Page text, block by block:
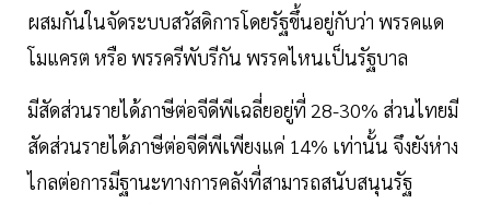
ผสมกันในจัดระบบสวัสดิการโดยรัฐขึ้นอยู่กับว่า พรรคแด
โมแครต หรือ พรรครีพับรีกัน พรรคไหนเป็นรัฐบาล
มีสัดส่วนรายได้ภาษีต่อจีดีพีเฉลี่ยอยู่ที่ 28-30% ส่วนไทยมี
สัดส่วนรายได้ภาษีต่อจีดีพีเพียงแค่ 14% เท่านั้น จึงยังห่าง
ไกลต่อการมีฐานะทางการคลังที่สามารถสนับสนุนรัฐ